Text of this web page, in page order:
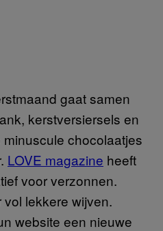
gaat samen
kerstversiersels en
chocolaatjes
LOVE magazine heeft
voor verzonnen.
lekkere wijven.
website een nieuwe